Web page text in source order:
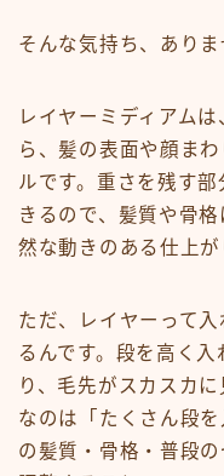
白髪染め・ヘアカ
パーマ
トリートメント
頭皮ケア
サロンワーク実例
ヘアケア・基礎知識
そんな気持ち、ありま
レイヤーミディアム
ら、髪の表面や顔ま
ルです。重さを残す
きるので、髪質や骨
然な動きのある仕上が
ただ、レイヤーって
るんです。段を高く
り、毛先がスカスカ
なのは「たくさん段
の髪質・骨格・普段